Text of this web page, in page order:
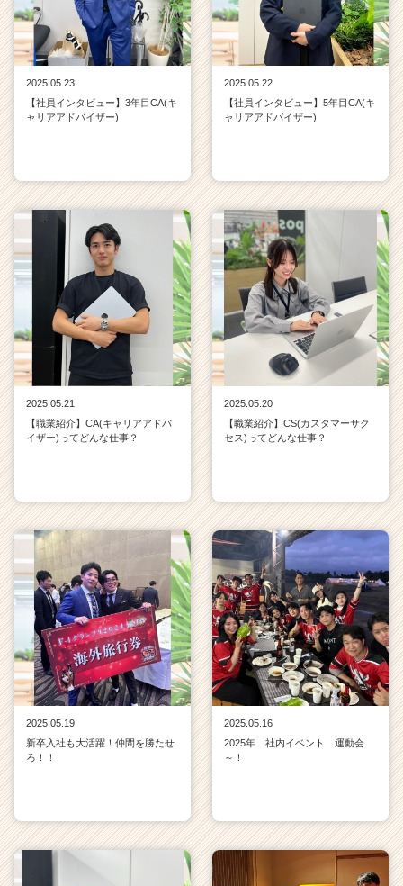
2025.05.23
【社員インタビュー】3年目CA(キ
ャリアアドバイザー)
2025.05.22
【社員インタビュー】5年目CA(キ
ャリアアドバイザー)
2025.05.21
【職業紹介】CA(キャリアアドバ
イザー)ってどんな仕事？
2025.05.20
【職業紹介】CS(カスタマーサク
セス)ってどんな仕事？
2025.05.19
新卒入社も大活躍！仲間を勝たせ
ろ！！
2025.05.16
2025年 社内イベント 運動会
～！